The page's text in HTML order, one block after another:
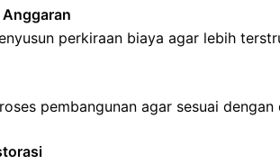
Anggaran
perkiraan biaya agar lebih
pembangunan agar sesuai